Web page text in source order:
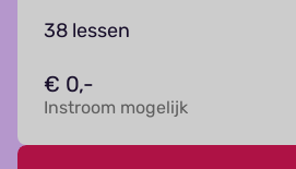
38 lessen
€ 0,-
Instroom mogelijk